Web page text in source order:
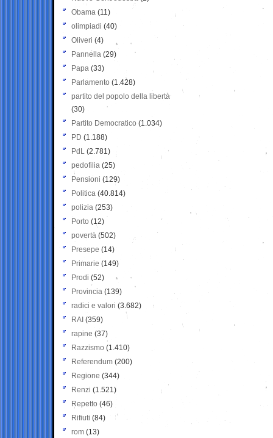
Obama (11)
olimpiadi (40)
Oliveri (4)
Pannella (29)
Papa (33)
Parlamento (1.428)
partito del popolo della libertà
(30)
Partito Democratico (1.034)
PD (1.188)
PdL (2.781)
pedofilia (25)
Pensioni (129)
Politica (40.814)
polizia (253)
Porto (12)
povertà (502)
Presepe (14)
Primarie (149)
Prodi (52)
Provincia (139)
radici e valori (3.682)
RAI (359)
rapine (37)
Razzismo (1.410)
Referendum (200)
Regione (344)
Renzi (1.521)
Repetto (46)
Rifiuti (84)
rom (13)